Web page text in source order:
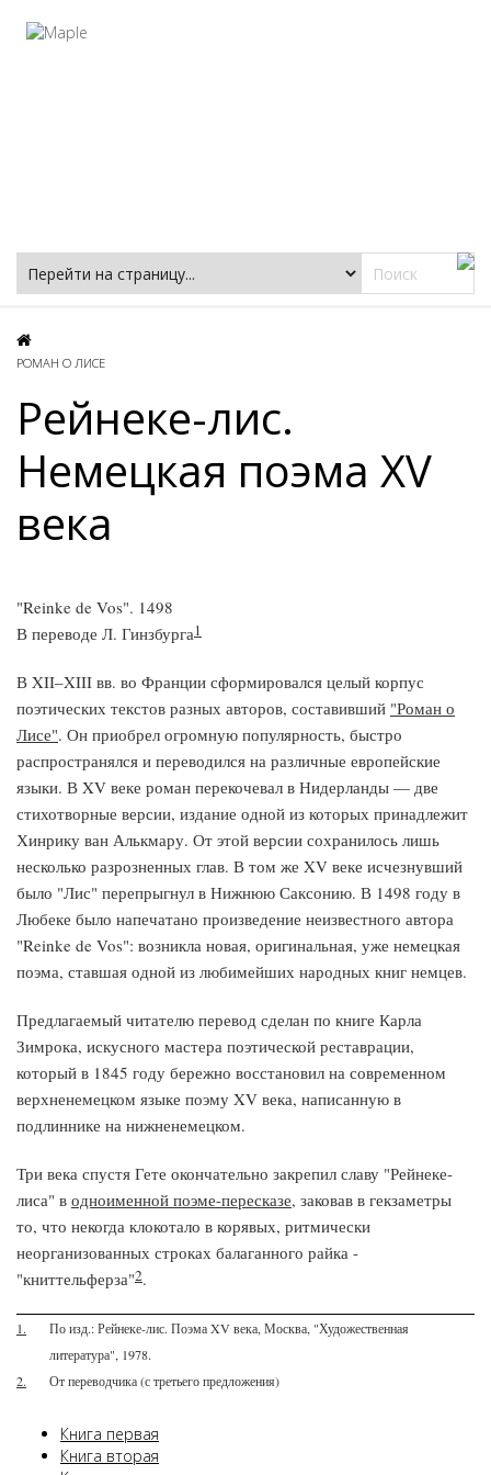
РОМАН О ЛИСЕ
Рейнеке-лис.
Немецкая поэма XV
века
"Reinke de Vos". 1498
В переводе Л. Гинзбурга1
В XII–XIII вв. во Франции сформировался целый корпус
поэтических текстов разных авторов, составивший "Роман о
Лисе". Он приобрел огромную популярность, быстро
распространялся и переводился на различные европейские
языки. В XV веке роман перекочевал в Нидерланды — две
стихотворные версии, издание одной из которых принадлежит
Хинрику ван Алькмару. От этой версии сохранилось лишь
несколько разрозненных глав. В том же XV веке исчезнувший
было "Лис" перепрыгнул в Нижнюю Саксонию. В 1498 году в
Любеке было напечатано произведение неизвестного автора
"Reinke de Vos": возникла новая, оригинальная, уже немецкая
поэма, ставшая одной из любимейших народных книг немцев.
Предлагаемый читателю перевод сделан по книге Карла
Зимрока, искусного мастера поэтической реставрации,
который в 1845 году бережно восстановил на современном
верхненемецком языке поэму XV века, написанную в
подлиннике на нижненемецком.
Три века спустя Гете окончательно закрепил славу "Рейнеке-
лиса" в одноименной поэме-пересказе, заковав в гекзаметры
то, что некогда клокотало в корявых, ритмически
неорганизованных строках балаганного райка -
"книттельферза"2.
1.
По изд.: Рейнеке-лис. Поэма XV века, Москва, "Художественная
литература", 1978.
2.
От переводчика (с третьего предложения)
Книга первая
Книга вторая